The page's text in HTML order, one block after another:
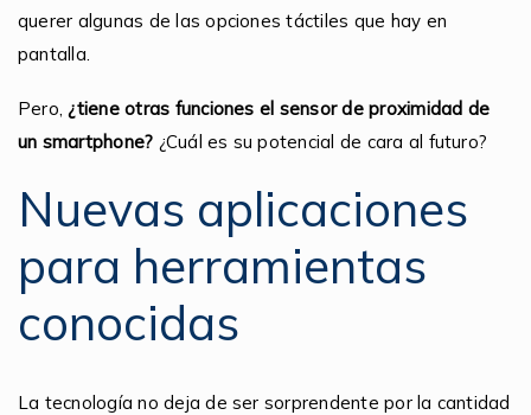
querer algunas de las opciones táctiles que hay en
pantalla.
Pero, ¿tiene otras funciones el sensor de proximidad de
un smartphone? ¿Cuál es su potencial de cara al futuro?
Nuevas aplicaciones
para herramientas
conocidas
La tecnología no deja de ser sorprendente por la cantidad